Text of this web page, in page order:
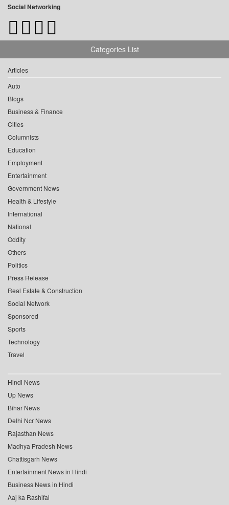
Social Networking
Categories List
Articles
Auto
Blogs
Business & Finance
Cities
Columnists
Education
Employment
Entertainment
Government News
Health & Lifestyle
International
National
Oddity
Others
Politics
Press Release
Real Estate & Construction
Social Network
Sponsored
Sports
Technology
Travel
Hindi News
Up News
Bihar News
Delhi Ncr News
Rajasthan News
Madhya Pradesh News
Chattisgarh News
Entertainment News in Hindi
Business News in Hindi
Aaj ka Rashifal